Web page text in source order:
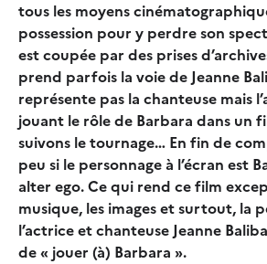
tous les moyens
possession pour y perdre son
est coupée par des prises
prend parfois la voie de Jeanne
représente pas la chanteuse mais
jouant le rôle de Barbara dans un
suivons le tournage… En fin de
peu si le personnage à l’écran est
alter ego. Ce qui rend ce film
musique, les images et surtout, la
l’actrice et chanteuse Jeanne
de « jouer (à) Barbara ».